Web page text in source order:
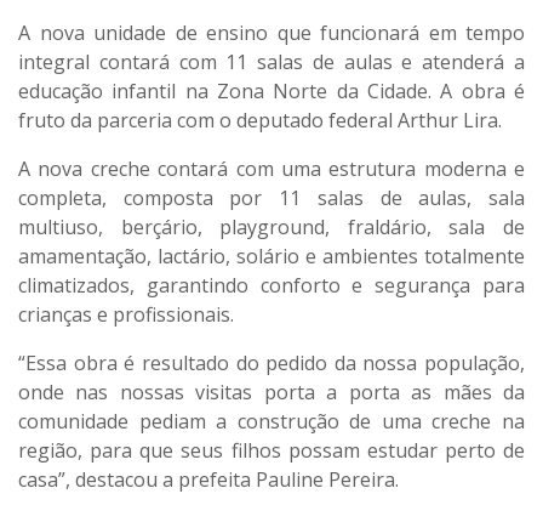
A nova unidade de ensino que funcionará em tempo
integral contará com 11 salas de aulas e atenderá a
educação infantil na Zona Norte da Cidade. A obra é
fruto da parceria com o deputado federal Arthur Lira.
A nova creche contará com uma estrutura moderna e
completa, composta por 11 salas de aulas, sala
multiuso, berçário, playground, fraldário, sala de
amamentação, lactário, solário e ambientes totalmente
climatizados, garantindo conforto e segurança para
crianças e profissionais.
“Essa obra é resultado do pedido da nossa população,
onde nas nossas visitas porta a porta as mães da
comunidade pediam a construção de uma creche na
região, para que seus filhos possam estudar perto de
casa”, destacou a prefeita Pauline Pereira.